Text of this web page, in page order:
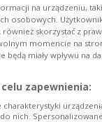
na urządzeniu,
osobowych.
skorzystać z
momencie na
miały wpływu na
zapewnienia:
charakterystyki
nich.